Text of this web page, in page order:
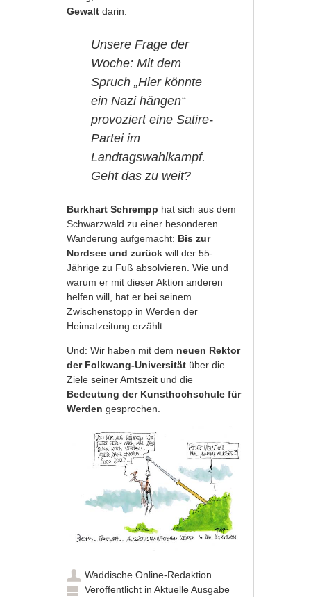
Gewalt darin.
Unsere Frage der
Woche: Mit dem
Spruch „Hier könnte
ein Nazi hängen“
provoziert eine Satire-
Partei im
Landtagswahlkampf.
Geht das zu weit?
Burkhart Schrempp hat sich aus dem
Schwarzwald zu einer besonderen
Wanderung aufgemacht: Bis zur
Nordsee und zurück will der 55-
Jährige zu Fuß absolvieren. Wie und
warum er mit dieser Aktion anderen
helfen will, hat er bei seinem
Zwischenstopp in Werden der
Heimatzeitung erzählt.
Und: Wir haben mit dem neuen Rektor
der Folkwang-Universität über die
Ziele seiner Amtszeit und die
Bedeutung der Kunsthochschule für
Werden gesprochen.
Waddische Online-Redaktion
Veröffentlicht inAktuelle Ausgabe